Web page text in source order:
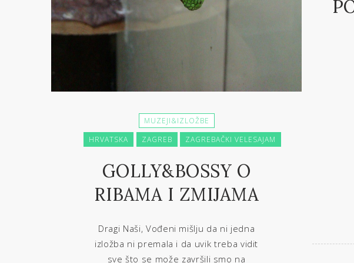
MUZEJI&IZLOŽBE
HRVATSKA
ZAGREB ZAGREBAČKI VELESAJAM
GOLLY&BOSSY O
RIBAMA I ZMIJAMA
Dragi Naši, Vođeni mišlju da ni jedna
izložba ni premala i da uvik treba vidit
sve što se može završili smo na